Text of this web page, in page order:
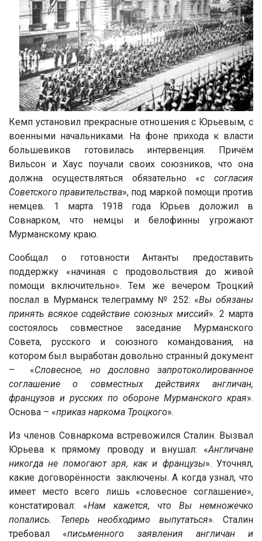
Кемп установил прекрасные отношения с Юрьевым, с
военными начальниками. На фоне прихода к власти
большевиков готовилась интервенция. Причём
Вильсон и Хаус поучали своих союзников, что она
должна осуществляться обязательно «с согласия
Советского правительства», под маркой помощи против
немцев. 1 марта 1918 года Юрьев доложил в
Совнарком, что немцы и белофинны угрожают
Мурманскому краю.
Сообщал о готовности Антанты предоставить
поддержку «начиная с продовольствия до живой
помощи включительно». Тем же вечером Троцкий
послал в Мурманск телеграмму № 252: «Вы обязаны
принять всякое содействие союзных миссий». 2 марта
состоялось совместное заседание Мурманского
Совета, русского и союзного командования, на
котором был выработан довольно странный документ
– «Словесное, но дословно запротоколированное
соглашение о совместных действиях англичан,
французов и русских по обороне Мурманского края».
Основа – «приказ наркома Троцкого».
Из членов Совнаркома встревожился Сталин. Вызвал
Юрьева к прямому проводу и внушал: «Англичане
никогда не помогают зря, как и французы». Уточнял,
какие договорённости заключены. А когда узнал, что
имеет место всего лишь «словесное соглашение»,
констатировал: «Нам кажется, что Вы немножечко
попались. Теперь необходимо выпутаться». Сталин
требовал «письменного заявления англичан и